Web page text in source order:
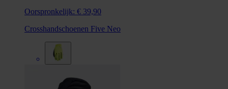
Oorspronkelijk: € 39,90
Crosshandschoenen Five Neo